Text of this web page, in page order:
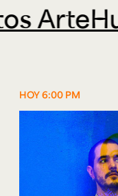
6
HOY 6:00 PM